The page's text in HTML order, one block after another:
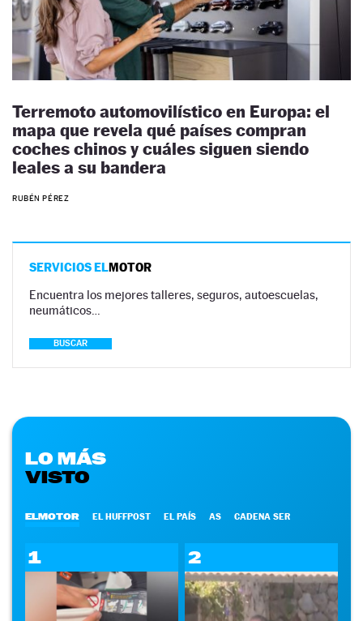
Terremoto automovilístico en Europa: el
mapa que revela qué países compran
coches chinos y cuáles siguen siendo
leales a su bandera
RUBÉN PÉREZ
SERVICIOS ELMOTOR
Encuentra los mejores talleres, seguros, autoescuelas,
neumáticos…
BUSCAR
LO MÁS
VISTO
ELMOTOR EL HUFFPOST EL PAÍS AS CADENA SER
1 2